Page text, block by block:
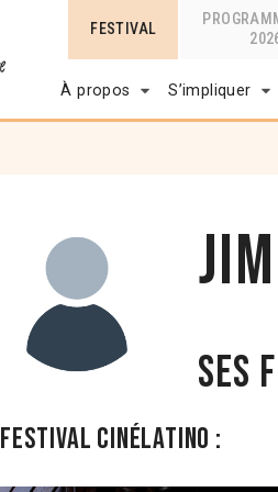
FESTIVAL
À propos S’impliquer
Ses
Festival Cinélatino :